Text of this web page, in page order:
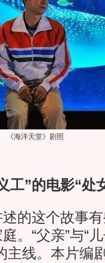
《海洋天堂》剧照
工”的电影“处
这个故事有
。“父亲”与“
主线。本片编